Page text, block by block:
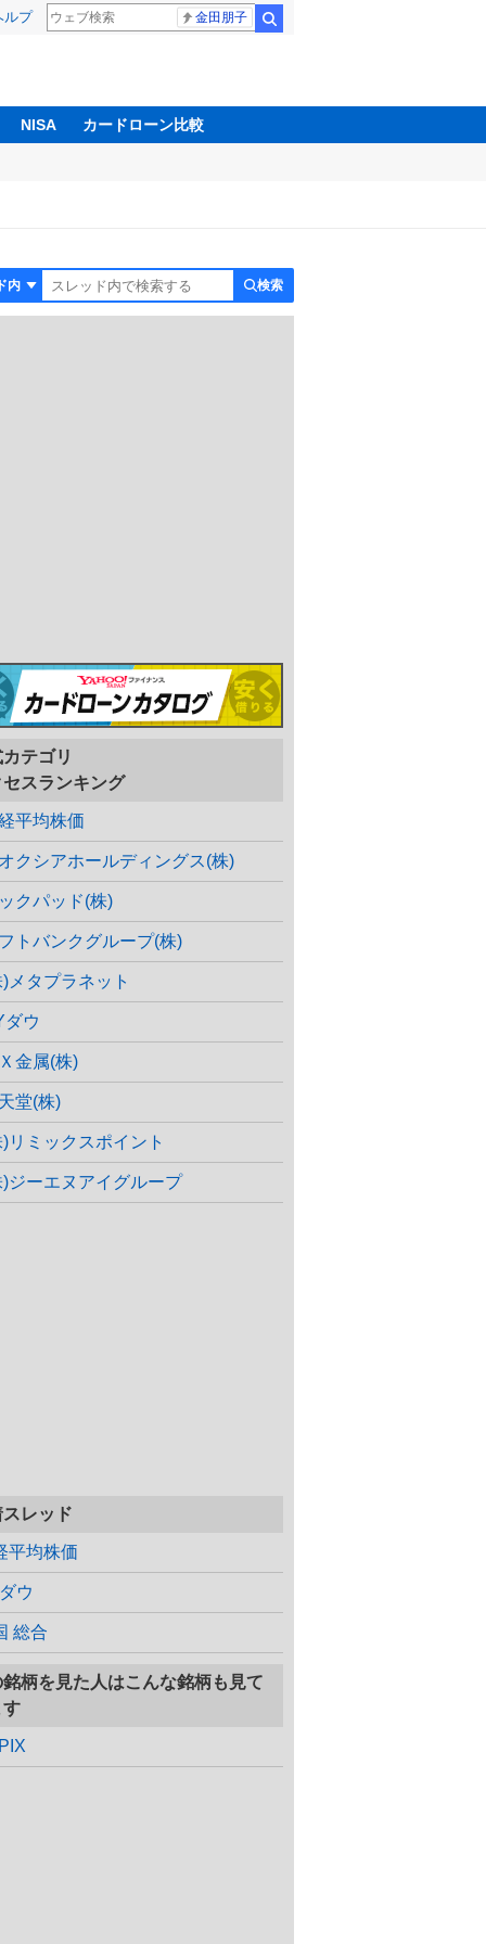
ルプ 金田朋子
NISA カードローン比較
検索
テゴリ
セスランキング
平均株価
クシアホールディングス(株)
クパッド(株)
トバンクグループ(株)
)メタプラネット
ダウ
Ｘ金属(株)
堂(株)
)リミックスポイント
)ジーエヌアイグループ
スレッド
平均株価
ウ
総合
銘柄を見た人はこんな銘柄も見て
す